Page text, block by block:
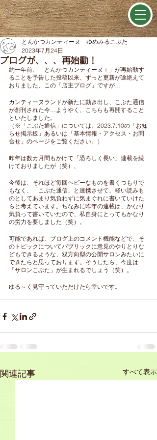
ブログが、、、再始動！
とんかつカンティーヌ ゆめみるこぶた
2023年7月24日
約一年前、「とんかつカンティーヌ＋」が再始動す
ることを予告した投稿以来、ずっと更新が途絶えて
おりました、この「店主ブログ」ですが…
カンティーヌランドが新たに動き出し、こぶた通信
が創刊された今…ようやく、こちらも再開すること
といたしました。
（※「こぶた通信」については、2023.7.10の「お知
らせ掲示板」あるいは「基本情報・アクセス・お問
合せ」のページをご覧ください。）
昨年は数カ月間もかけて「恐ろしく長い」連載を続
けておりましたが（笑）、
今後は、それほど毎回ヘビーなものを書くつもりで
もなく、「こぶた通信」と連携させて、軽い読みも
のとしてあまり気負わずに気まぐれに書いていけた
らと考えています。ちなみに昨年の連載は、かなり
気負って書いていたので、私自身にとってもかなり
の労力を要しました（笑）。
可能であれば、ブログ上のコメント機能などで、そ
のトピックについてパブリックに意見のやりとりな
どもできるような、双方向型の公開サロンみたいに
できたらと思っております。そうしたら、今度は
「サロンこぶた」が生まれるでしょう（笑）。
ゆる～く見守っていただけたら幸いです。
関連記事 すべて表示